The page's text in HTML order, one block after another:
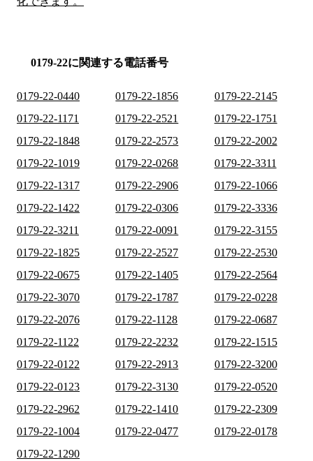
0179-22に関連する電話番号
0179-22-0440 0179-22-1856
0179-22-2145
0179-22-1171
0179-22-2521
0179-22-1751
0179-22-1848
0179-22-2573
0179-22-2002
0179-22-1019
0179-22-0268
0179-22-3311
0179-22-1317
0179-22-2906
0179-22-1066
0179-22-1422
0179-22-0306
0179-22-3336
0179-22-3211
0179-22-0091
0179-22-3155
0179-22-1825
0179-22-2527
0179-22-2530
0179-22-0675
0179-22-1405
0179-22-2564
0179-22-3070
0179-22-1787
0179-22-0228
0179-22-2076
0179-22-1128
0179-22-0687
0179-22-1122
0179-22-2232
0179-22-1515
0179-22-0122
0179-22-2913
0179-22-3200
0179-22-0123
0179-22-3130
0179-22-0520
0179-22-2962
0179-22-1410
0179-22-2309
0179-22-1004
0179-22-0477
0179-22-0178
0179-22-1290